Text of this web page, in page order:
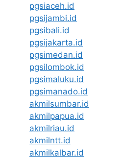
pgsiaceh.id
pgsijambi.id
pgsibali.id
pgsijakarta.id
pgsimedan.id
pgsilombok.id
pgsimaluku.id
pgsimanado.id
akmilsumbar.id
akmilpapua.id
akmilriau.id
akmilntt.id
akmilkalbar.id